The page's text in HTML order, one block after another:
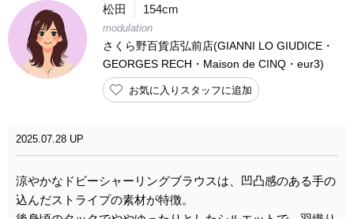
松田 154cm
modulation
さくら野百貨店弘前店(GIANNI LO GIUDICE・
GEORGES RECH・Maison de CINQ・eur3)
お気に入りスタッフに追加
2025.07.28 UP
涼やかなドビーシャーリングブラウスは、凹凸感のある手の
込んだストライプの素材が特徴。